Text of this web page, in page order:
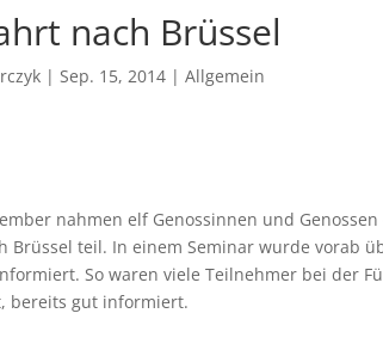
nach Brüssel
|Sep. 15, 2014 |Allgemein
nahmen elf Genossinnen und
Brüssel teil. In einem Seminar wurde vorab
So waren viele Teilnehmer bei der
bereits gut informiert.